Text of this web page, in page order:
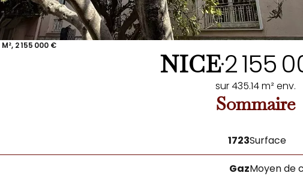
2 155 000 €
NICE•2 155
sur 435.14 m² env.
Sommaire
1723Surface
GazMoyen de